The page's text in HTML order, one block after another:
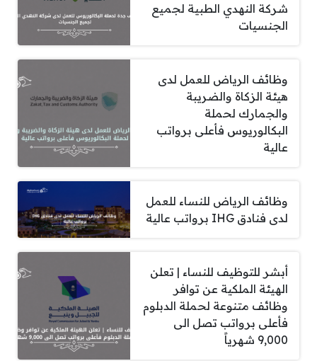
شركة النهدي الطبية لجميع
الجنسيات
وظائف الرياض للعمل لدى
هيئة الزكاة والضريبة
والجمارك لحملة
البكالوريوس فأعلى برواتب
عالية
وظائف الرياض للنساء للعمل
لدى فنادق IHG برواتب عالية
أبشر للتوظيف للنساء | تعلن
الهيئة الملكية عن توافر
وظائف متنوعة لحملة الدبلوم
فأعلى برواتب تصل الى
9,000 شهرياً